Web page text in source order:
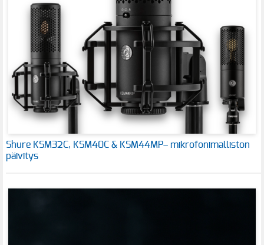
Shure KSM32C, KSM40C & KSM44MP– mikrofonimalliston
päivitys